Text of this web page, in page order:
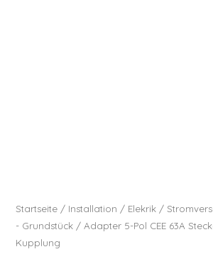
Startseite / Installation / Elekrik /
- Grundstück / Adapter 5-Pol CEE 63A
Kupplung